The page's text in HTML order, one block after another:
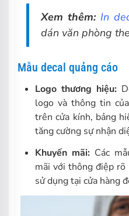
Xem thêm: In
dán văn phòng
Mẫu decal quảng cáo
Logo thương hiệu:
logo và thông tin
trên cửa kính, bảng
tăng cường sự nhận
Khuyến mãi: Các
mãi với thông điệp rõ
sử dụng tại cửa hàng